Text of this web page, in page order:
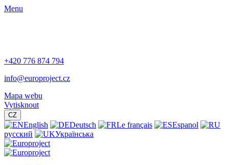
Menu
+420 776 874 794
info@europroject.cz
Mapa webu
Vytisknout
CZ
English Deutsch Le français
Espanol
русский
Українська